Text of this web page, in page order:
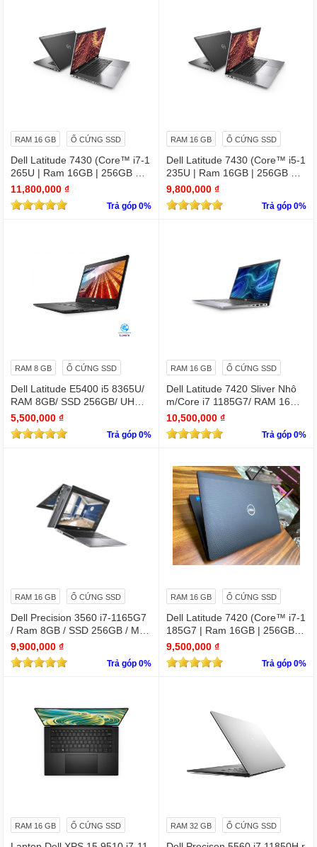
RAM 16 GB Ổ CỨNG SSD
Dell Latitude 7430 (Core™ i7-1
265U | Ram 16GB | 256GB SS
D | 14.0inch FHD)
11,800,000 ₫
Trả góp 0%
RAM 16 GB Ổ CỨNG SSD
Dell Latitude 7430 (Core™ i5-1
235U | Ram 16GB | 256GB SS
D | 14.0inch FHD)
9,800,000 ₫
Trả góp 0%
RAM 8 GB Ổ CỨNG SSD
Dell Latitude E5400 i5 8365U/
RAM 8GB/ SSD 256GB/ UHD
Graphics 620/ 14 INCH FHD
5,500,000 ₫
Trả góp 0%
RAM 16 GB Ổ CỨNG SSD
Dell Latitude 7420 Sliver Nhô
m/Core i7 1185G7/ RAM 16Gb/
SSD Nvme 256Gb/LCD 14' FH
D 1920 x 1080/ Like new / WIN
bản quyền
10,500,000 ₫
Trả góp 0%
RAM 16 GB Ổ CỨNG SSD
Dell Precision 3560 i7-1165G7
/ Ram 8GB / SSD 256GB / Màn
15.6″ IPS Full HD 1920×1080 I
PS / VGA NVIDIA Quadro T500
9,900,000 ₫
Trả góp 0%
RAM 16 GB Ổ CỨNG SSD
Dell Latitude 7420 (Core™ i7-1
185G7 | Ram 16GB | 256GB S
SD | 14.0inch FHD)
9,500,000 ₫
Trả góp 0%
RAM 16 GB Ổ CỨNG SSD RAM 32 GB Ổ CỨNG SSD